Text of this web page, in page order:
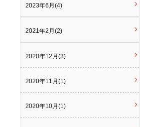
2023年6月(4)
2021年2月(2)
2020年12月(3)
2020年11月(1)
2020年10月(1)